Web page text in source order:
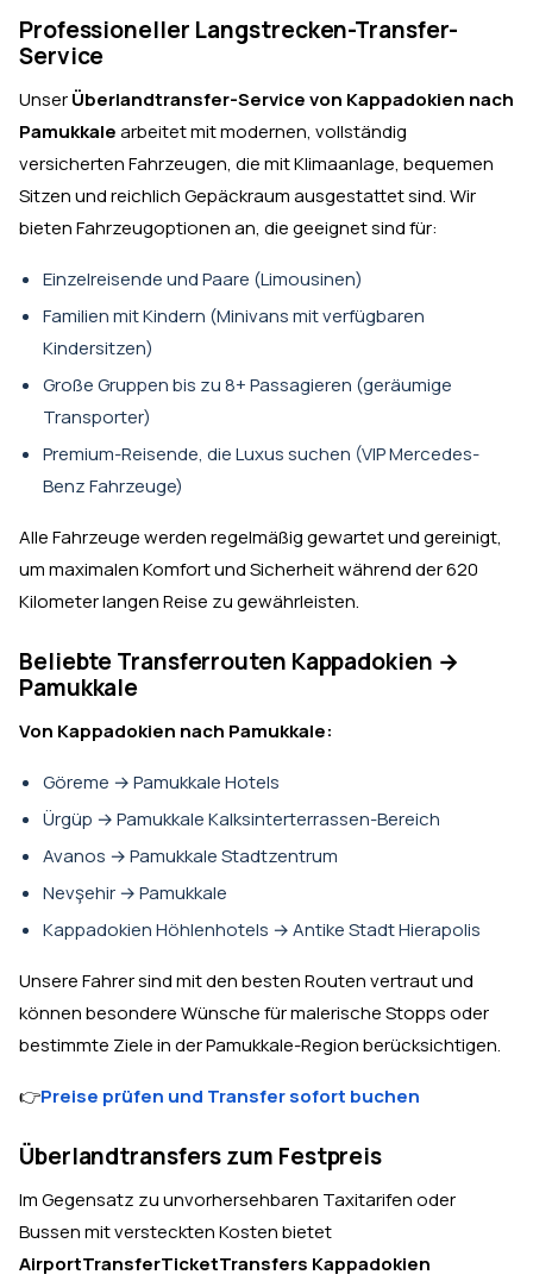
Professioneller Langstrecken-Transfer-
Service
UnserÜberlandtransfer-Service von Kappadokien nach
Pamukkalearbeitet mit modernen, vollständig
versicherten Fahrzeugen, die mit Klimaanlage, bequemen
Sitzen und reichlich Gepäckraum ausgestattet sind. Wir
bieten Fahrzeugoptionen an, die geeignet sind für:
Einzelreisende und Paare (Limousinen)
Familien mit Kindern (Minivans mit verfügbaren
Kindersitzen)
Große Gruppen bis zu 8+ Passagieren (geräumige
Transporter)
Premium-Reisende, die Luxus suchen (VIP Mercedes-
Benz Fahrzeuge)
Alle Fahrzeuge werden regelmäßig gewartet und gereinigt,
um maximalen Komfort und Sicherheit während der 620
Kilometer langen Reise zu gewährleisten.
Beliebte Transferrouten Kappadokien →
Pamukkale
Von Kappadokien nach Pamukkale:
Göreme → Pamukkale Hotels
Ürgüp → Pamukkale Kalksinterterrassen-Bereich
Avanos → Pamukkale Stadtzentrum
Nevşehir → Pamukkale
Kappadokien Höhlenhotels → Antike Stadt Hierapolis
Unsere Fahrer sind mit den besten Routen vertraut und
können besondere Wünsche für malerische Stopps oder
bestimmte Ziele in der Pamukkale-Region berücksichtigen.
👉Preise prüfen und Transfer sofort buchen
Überlandtransfers zum Festpreis
Im Gegensatz zu unvorhersehbaren Taxitarifen oder
Bussen mit versteckten Kosten bietet
AirportTransferTicketTransfers Kappadokien